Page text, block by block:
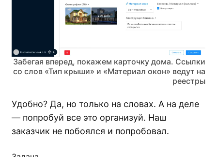
Забегая вперед, покажем карточку дома. Ссылки
со слов «Тип крыши» и «Материал окон» ведут на
реестры
Удобно? Да, но только на словах. А на деле
— попробуй все это организуй. Наш
заказчик не побоялся и попробовал.